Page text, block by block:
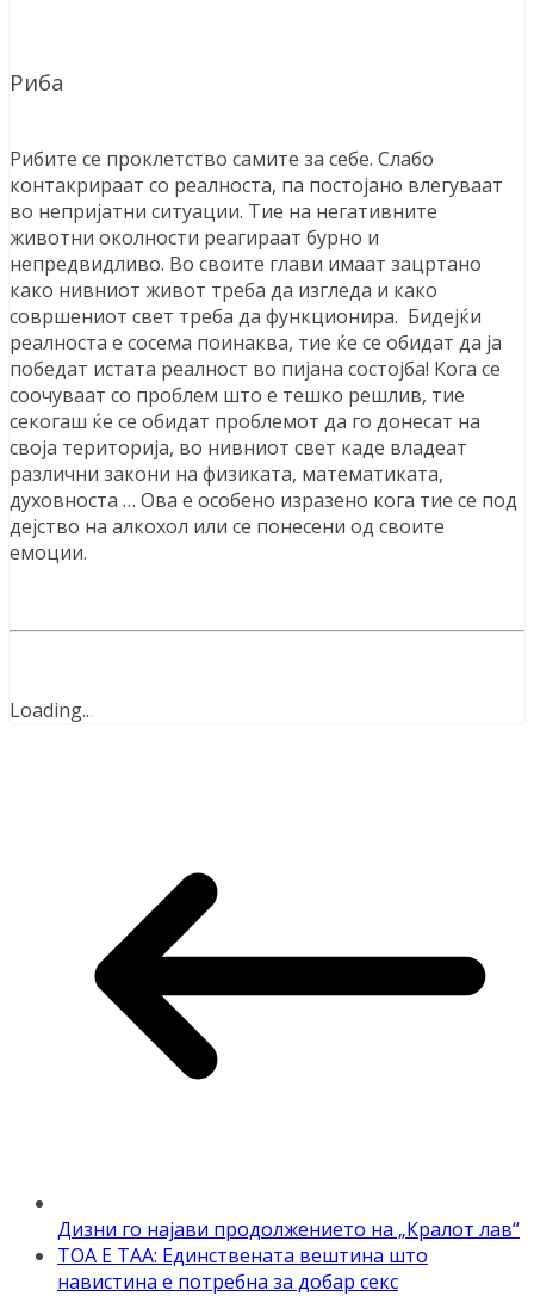
Риба
Рибите се проклетство самите за себе. Слабо
контакрираат со реалноста, па постојано влегуваат
во непријатни ситуации. Тие на негативните
животни околности реагираат бурно и
непредвидливо. Во своите глави имаат зацртано
како нивниот живот треба да изгледа и како
совршениот свет треба да функционира. Бидејќи
реалноста е сосема поинаква, тие ќе се обидат да ја
победат истата реалност во пијана состојба! Кога се
соочуваат со проблем што е тешко решлив, тие
секогаш ќе се обидат проблемот да го донесат на
своја територија, во нивниот свет каде владеат
различни закони на физиката, математиката,
духовноста … Ова е особено изразено кога тие се под
дејство на алкохол или се понесени од своите
емоции.
Loading...
Дизни го најави продолжението на „Кралот лав“
ТОА Е ТАА: Единствената вештина што
навистина е потребна за добар секс